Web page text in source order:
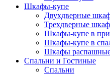
Шкафы-купе
Двухдверные
Трехдверные
Шкафы-купе в
Шкафы-купе в
Шкафы
Спальни и Гостиные
Спальни